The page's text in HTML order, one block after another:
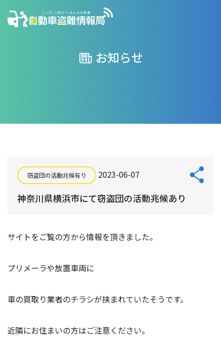
お知らせ
窃盗団の活動兆候有り 2023-06-07
神奈川県横浜市にて窃盗団の活動兆候あり
サイトをご覧の方から情報を頂きました。
プリメーラや放置車両に
車の買取り業者のチラシが挟まれていたそうです。
近隣にお住まいの方はご注意ください。